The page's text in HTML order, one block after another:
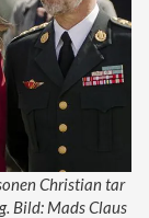
Christian tar
Bild: Mads Claus